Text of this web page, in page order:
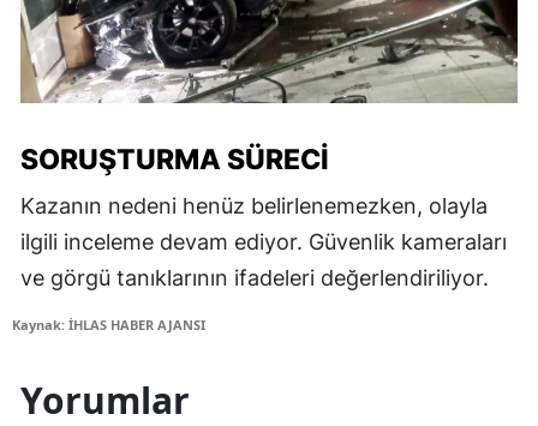
SORUŞTURMA SÜRECI
Kazanın nedeni henüz belirlenemezken, olayla
ilgili inceleme devam ediyor. Güvenlik kameraları
ve görgü tanıklarının ifadeleri değerlendiriliyor.
Kaynak: İHLAS HABER AJANSI
Yorumlar